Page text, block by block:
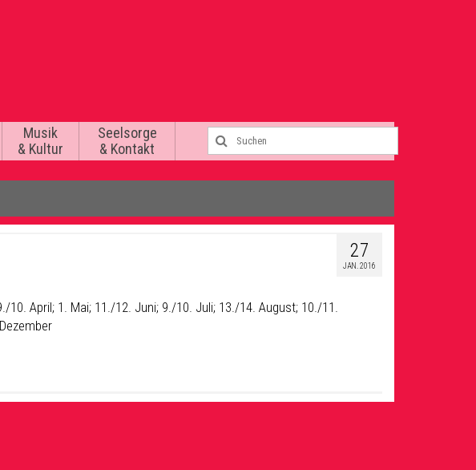
Musik
& Kultur
Seelsorge
& Kontakt
27
JAN. 2016
April; 1. Mai; 11./12. Juni; 9./10. Juli; 13./14. August; 10./11.